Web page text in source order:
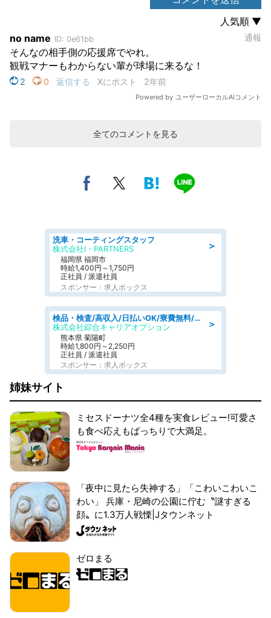
全てのコメントを見る
＞
洗車・コーティングスタッフ
株式会社I・PARTNERS
福岡県 福岡市
時給1,400円～1,750円
正社員 / 派遣社員
スポンサー：求人ボックス
＞
検品・検査/高収入/日払いOK/寮費無料/日勤/20・30・40代活躍中
株式会社綜合キャリアオプション
熊本県 菊陽町
時給1,800円～2,250円
正社員 / 派遣社員
スポンサー：求人ボックス
姉妹サイト
ミセスドーナツ全4種を実食レビュー!可愛さ
も食べ応えもばっちりで大満足。
「夜中に見たら失神する」「こわいこわいこ
わい」 兵庫・尼崎の公園に佇む〝謎すぎる
顔〟に1.3万人戦慄|Jタウンネット
ゼロまる